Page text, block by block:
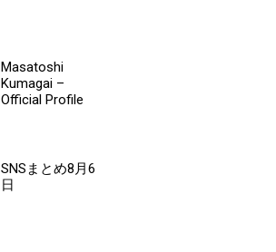
Masatoshi
Kumagai –
Official Profile
SNSまとめ8月6
日